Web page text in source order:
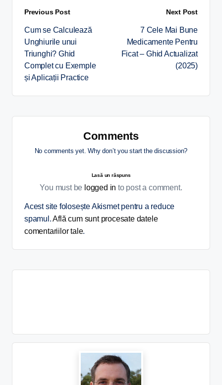
Previous Post
Cum se Calculează
Unghiurile unui
Triunghi? Ghid
Complet cu Exemple
și Aplicații Practice
Next Post
7 Cele Mai Bune
Medicamente Pentru
Ficat – Ghid Actualizat
(2025)
Comments
No comments yet. Why don’t you start the discussion?
Lasă un răspuns
You must be logged in to post a comment.
Acest site folosește Akismet pentru a reduce
spamul.Află cum sunt procesate datele
comentariilor tale.